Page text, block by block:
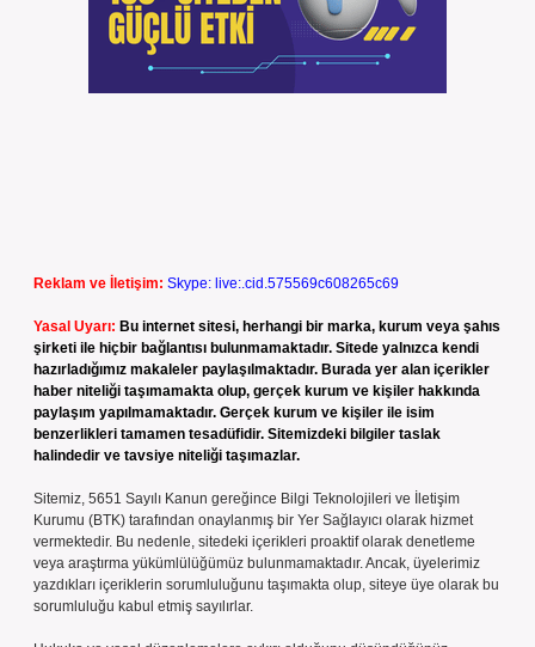
Reklam ve İletişim: Skype: live:.cid.575569c608265c69
Yasal Uyarı: Bu internet sitesi, herhangi bir marka, kurum veya şahıs
şirketi ile hiçbir bağlantısı bulunmamaktadır. Sitede yalnızca kendi
hazırladığımız makaleler paylaşılmaktadır. Burada yer alan içerikler
haber niteliği taşımamakta olup, gerçek kurum ve kişiler hakkında
paylaşım yapılmamaktadır. Gerçek kurum ve kişiler ile isim
benzerlikleri tamamen tesadüfidir. Sitemizdeki bilgiler taslak
halindedir ve tavsiye niteliği taşımazlar.
Sitemiz, 5651 Sayılı Kanun gereğince Bilgi Teknolojileri ve İletişim
Kurumu (BTK) tarafından onaylanmış bir Yer Sağlayıcı olarak hizmet
vermektedir. Bu nedenle, sitedeki içerikleri proaktif olarak denetleme
veya araştırma yükümlülüğümüz bulunmamaktadır. Ancak, üyelerimiz
yazdıkları içeriklerin sorumluluğunu taşımakta olup, siteye üye olarak bu
sorumluluğu kabul etmiş sayılırlar.